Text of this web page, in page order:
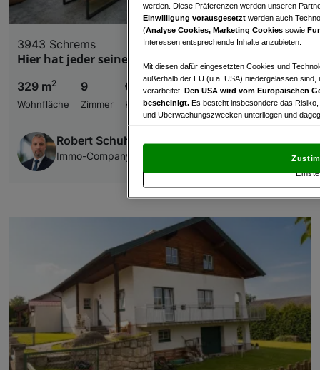
3943 Schrems
Hier hat jeder seinen Lieblingsplatz.
329 m2
Wohnfläche
9
Zimmer
€ 269.000,00
Kaufpreis
Robert Schuh
Immo-Company Haas & Urban Immobilien GmbH
werden. Diese Präferenzen werden unseren
Einwilligung vorausgesetzt werden auch
(Analyse Cookies, Marketing Cookies sowie
Interessen entsprechende Inhalte anzubieten.
Mit diesen dafür eingesetzten Cookies und
außerhalb der EU (u.a. USA) niedergelassen
verarbeitet. Den USA wird vom Europäischen
bescheinigt. Es besteht insbesondere das
und Überwachungszwecken unterliegen und
und Widerspruch gegen die Verarbeitung auf der
„Cookie Einstellungen“, die sich auf jeder Seite
Wir und unsere Partner verarbeiten
Verwendung genauer Standortdaten.
Zugriff auf Informationen auf einem Endgerät.
und der Performance von Inhalten,
Liste der Partner (Lieferanten)